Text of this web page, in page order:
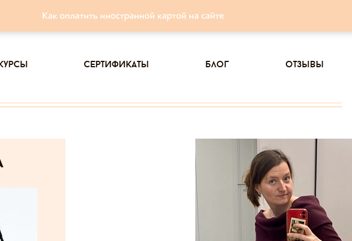
Как оплатить иностранной картой на сайте
курсы сертификаты блог отзывы